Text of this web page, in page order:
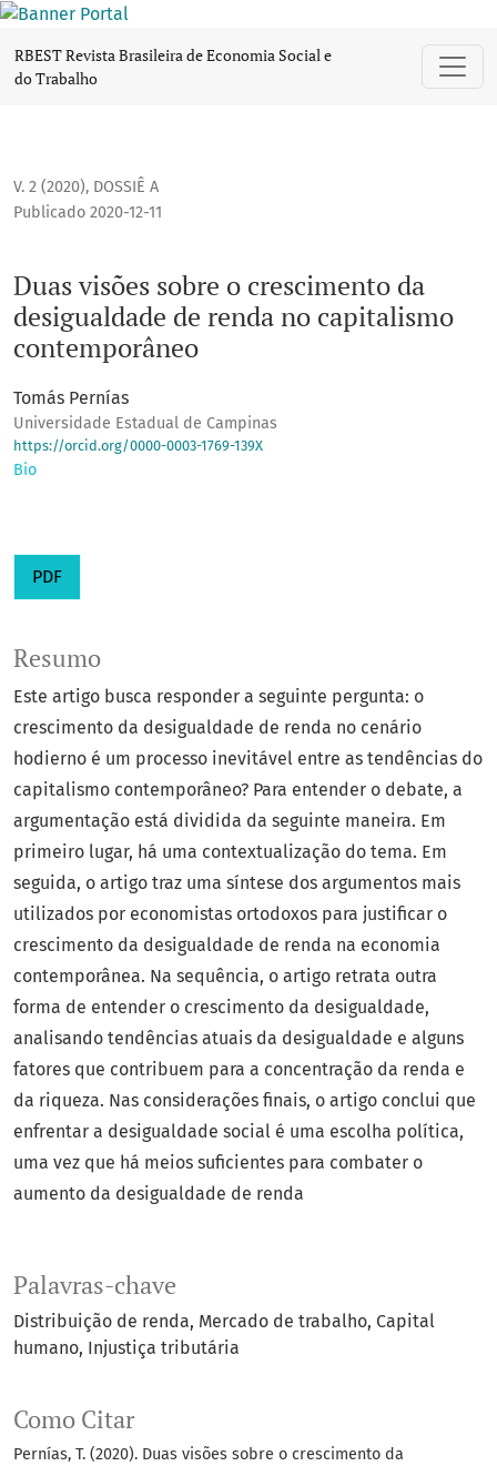
RBEST Revista Brasileira de Economia Social e
do Trabalho
V. 2 (2020), DOSSIÊ A
Duas visões sobre o crescimento da
desigualdade de renda no capitalismo
contemporâneo
Publicado 2020-12-11
Tomás Pernías
Universidade Estadual de Campinas
https://orcid.org/0000-0003-1769-139X
Bio
PDF
Palavras-chave
Distribuição de renda Mercado de trabalho Capital
humano Injustiça tributária
Como Citar
Pernías, T. (2020). Duas visões sobre o crescimento da
Resumo
Este artigo busca responder a seguinte pergunta: o
crescimento da desigualdade de renda no cenário
hodierno é um processo inevitável entre as tendências do
capitalismo contemporâneo? Para entender o debate, a
argumentação está dividida da seguinte maneira. Em
primeiro lugar, há uma contextualização do tema. Em
seguida, o artigo traz uma síntese dos argumentos mais
utilizados por economistas ortodoxos para justificar o
crescimento da desigualdade de renda na economia
contemporânea. Na sequência, o artigo retrata outra
forma de entender o crescimento da desigualdade,
analisando tendências atuais da desigualdade e alguns
fatores que contribuem para a concentração da renda e
da riqueza. Nas considerações finais, o artigo conclui que
enfrentar a desigualdade social é uma escolha política,
uma vez que há meios suficientes para combater o
aumento da desigualdade de renda